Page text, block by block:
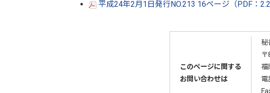
平成24年2月1日発行NO.213 16ページ（PDF：
このページに関する
お問い合わせは
秘
福
電